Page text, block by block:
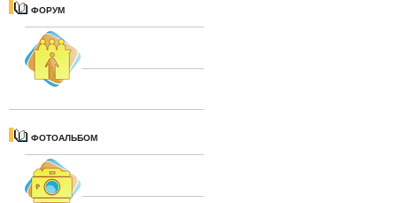
ФОРУМ
ФОТОАЛЬБОМ